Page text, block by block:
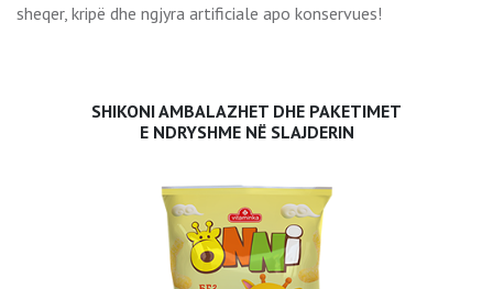
sheqer, kripë dhe ngjyra artificiale apo konservues!
SHIKONI AMBALAZHET DHE PAKETIMET
E NDRYSHME NË SLAJDERIN